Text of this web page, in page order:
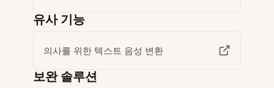
유사 기능
의사를 위한 텍스트 음성 변환
보완 솔루션